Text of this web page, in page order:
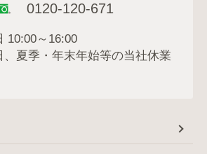
0120-120-671
10:00～16:00
、夏季・年末年始等の当社休業